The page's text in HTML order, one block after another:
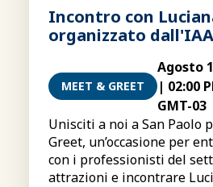
Incontro con
organizzato
MEET & GREET
Agosto
| 02:00
GMT-03
Unisciti a noi a San Paolo
Greet, un’occasione per
con i professionisti del
attrazioni e incontrare